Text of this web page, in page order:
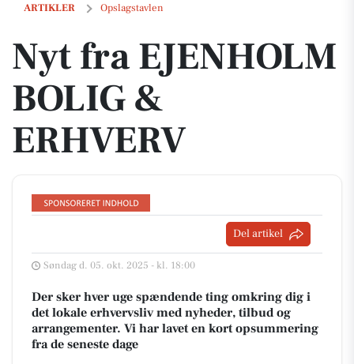
ARTIKLER Opslagstavlen
Nyt fra EJENHOLM BOLIG & ERHVERV
Nyt fra EJENHOLM
BOLIG &
ERHVERV
Del artikel
Søndag d. 05. okt. 2025 - kl. 18:00
Der sker hver uge spændende ting omkring dig i
det lokale erhvervsliv med nyheder, tilbud og
arrangementer. Vi har lavet en kort opsummering
fra de seneste dage